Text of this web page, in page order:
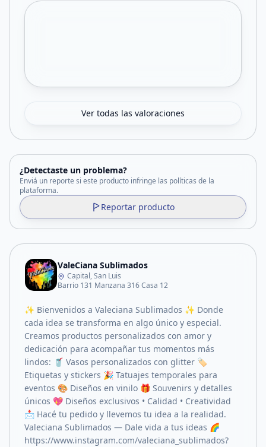
Ver todas las valoraciones
¿Detectaste un problema?
Enviá un reporte si este producto infringe las políticas de la
plataforma.
Reportar producto
ValeCiana Sublimados
Capital, San Luis
Barrio 131 Manzana 316 Casa 12
✨ Bienvenidos a Valeciana Sublimados ✨ Donde
cada idea se transforma en algo único y especial.
Creamos productos personalizados con amor y
dedicación para acompañar tus momentos más
lindos: 🥤 Vasos personalizados con glitter 🏷️
Etiquetas y stickers 🎉 Tatuajes temporales para
eventos 🎨 Diseños en vinilo 🎁 Souvenirs y detalles
únicos 💖 Diseños exclusivos • Calidad • Creatividad
📩 Hacé tu pedido y llevemos tu idea a la realidad.
Valeciana Sublimados — Dale vida a tus ideas 🌈
https://www.instagram.com/valeciana_sublimados?